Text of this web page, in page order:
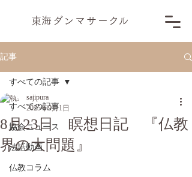
​東海ダンマサー ク ル
記事
すべての記事
協会ニュース
法話動画
仏教コラム
すべての記事
8月23日 瞑想日記 『仏教
界の大問題』
sajipura
2025年9月1日